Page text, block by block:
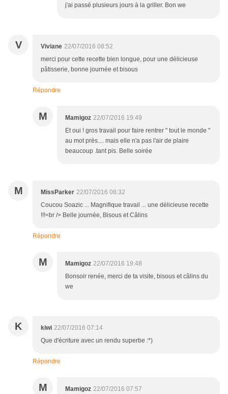
j'ai passé plusieurs jours à la griller. Bon we
V Viviane 22/07/2016 08:52
merci pour cette recette bien longue, pour une délicieuse
pâtisserie, bonne journée et bisous
Répondre
M Mamigoz 22/07/2016 19:49
Et oui ! gros travail pour faire rentrer " tout le monde "
au mot près.... mais elle n'a pas l'air de plaire
beaucoup .tant pis. Belle soirée
M MissParker 22/07/2016 08:32
Coucou Soazic ... Magnifique travail ... une délicieuse recette
!!!<br /> Belle journée, Bisous et Câlins
Répondre
M Mamigoz 22/07/2016 19:48
Bonsoir renée, merci de ta visite, bisous et câlins du
we
K kiwi 22/07/2016 07:14
Que d'écriture avec un rendu superbe :*)
Répondre
M Mamigoz 22/07/2016 07:57